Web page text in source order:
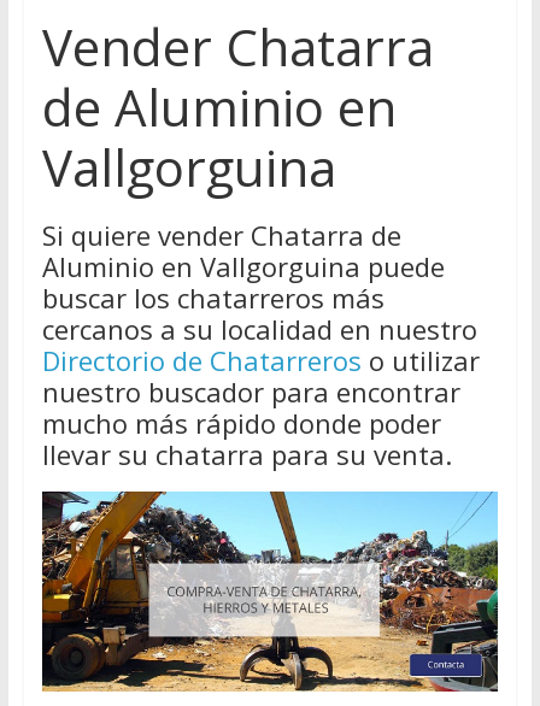
Vender Chatarra
de Aluminio en
Vallgorguina
Si quiere vender Chatarra de
Aluminio en Vallgorguina puede
buscar los chatarreros más
cercanos a su localidad en nuestro
Directorio de Chatarreros o utilizar
nuestro buscador para encontrar
mucho más rápido donde poder
llevar su chatarra para su venta.